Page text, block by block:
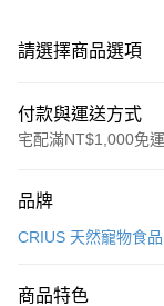
請選擇商品選項
付款與運送方式
宅配滿NT$1,000免運
信用卡一次付款
Apple Pay
品牌
CRIUS 天然寵物食品
商品特色